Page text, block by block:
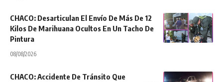
CHACO: Desarticulan El Envío De Más De 12
Kilos De Marihuana Ocultos En Un Tacho De
Pintura
08/08/2026
CHACO: Accidente De Tránsito Que